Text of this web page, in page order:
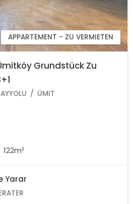
APPARTEMENT - ZU VERMIETEN
Grundstück Zu
Çankaya Ankara
ÜMIT
122m²
Yarar